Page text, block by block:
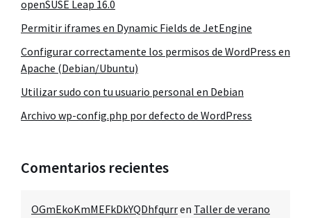
openSUSE Leap 16.0
Permitir iframes en Dynamic Fields de JetEngine
Configurar correctamente los permisos de WordPress en
Apache (Debian/Ubuntu)
Utilizar sudo con tu usuario personal en Debian
Archivo wp-config.php por defecto de WordPress
Comentarios recientes
OGmEkoKmMEFkDkYQDhfqurren Taller de verano